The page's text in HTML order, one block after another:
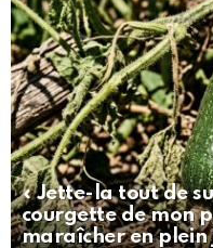
« Jette-la tout de
courgette de mon
maraîcher en